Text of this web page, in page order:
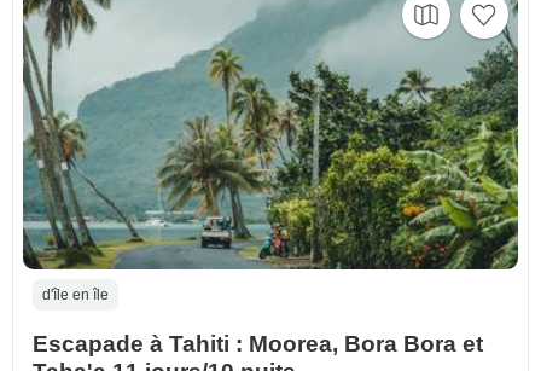
d'île en île
Escapade à Tahiti : Moorea, Bora Bora et